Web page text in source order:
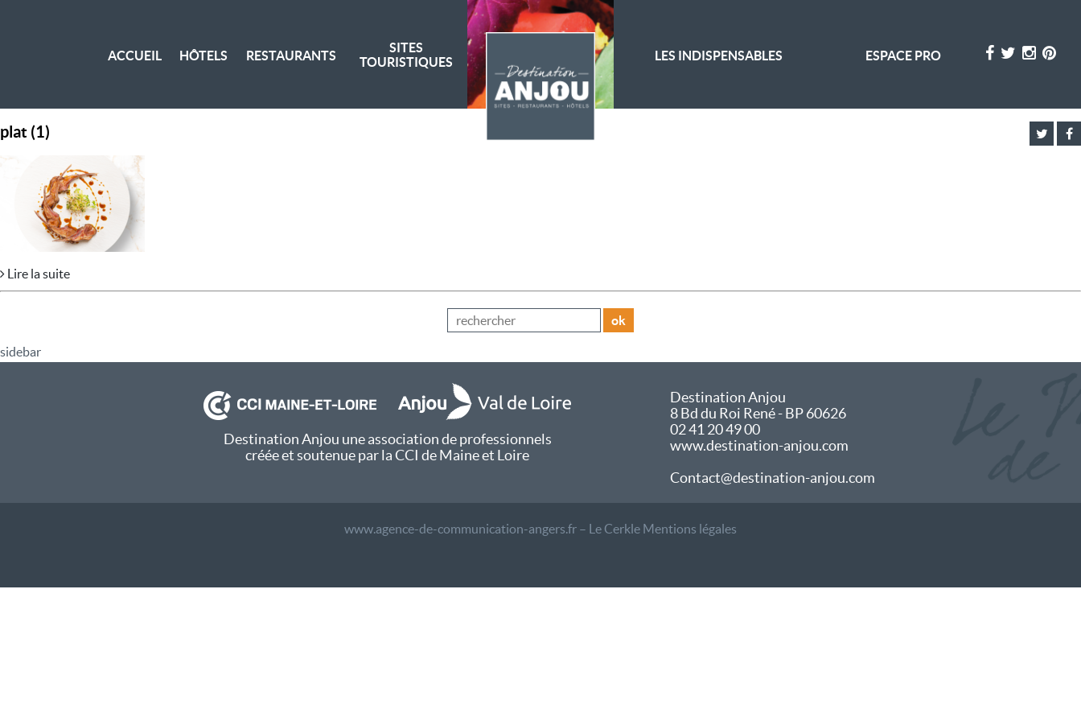
ACCUEIL HÔTELS RESTAURANTS
SITES
TOURISTIQUES
LES INDISPENSABLES ESPACE PRO
plat (1)
Lire la suite
ok
sidebar
Destination Anjou une association de professionnels
créée et soutenue par la CCI de Maine et Loire
Destination Anjou
8 Bd du Roi René - BP 60626
02 41 20 49 00
www.destination-anjou.com
Contact@destination-anjou.com
www.agence-de-communication-angers.fr – Le Cerkle Mentions légales